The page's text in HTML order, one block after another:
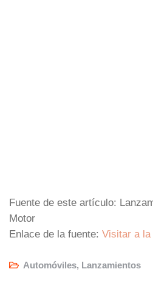
Fuente de este artículo:
Motor
Enlace de la fuente: Visitar a la
Automóviles, Lanzamientos